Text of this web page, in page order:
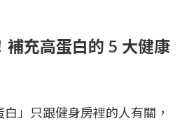
補充高蛋白的 5 大健康
」只跟健身房裡的人有關，